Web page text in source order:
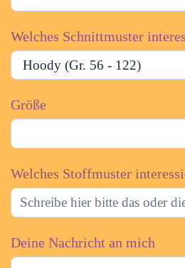
Welches Schnittmuster
Größe
Welches Stoffmuster
Deine Nachricht an mich